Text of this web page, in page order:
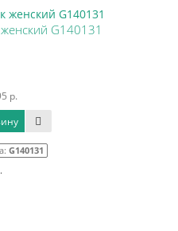
G140131
р.
G140131